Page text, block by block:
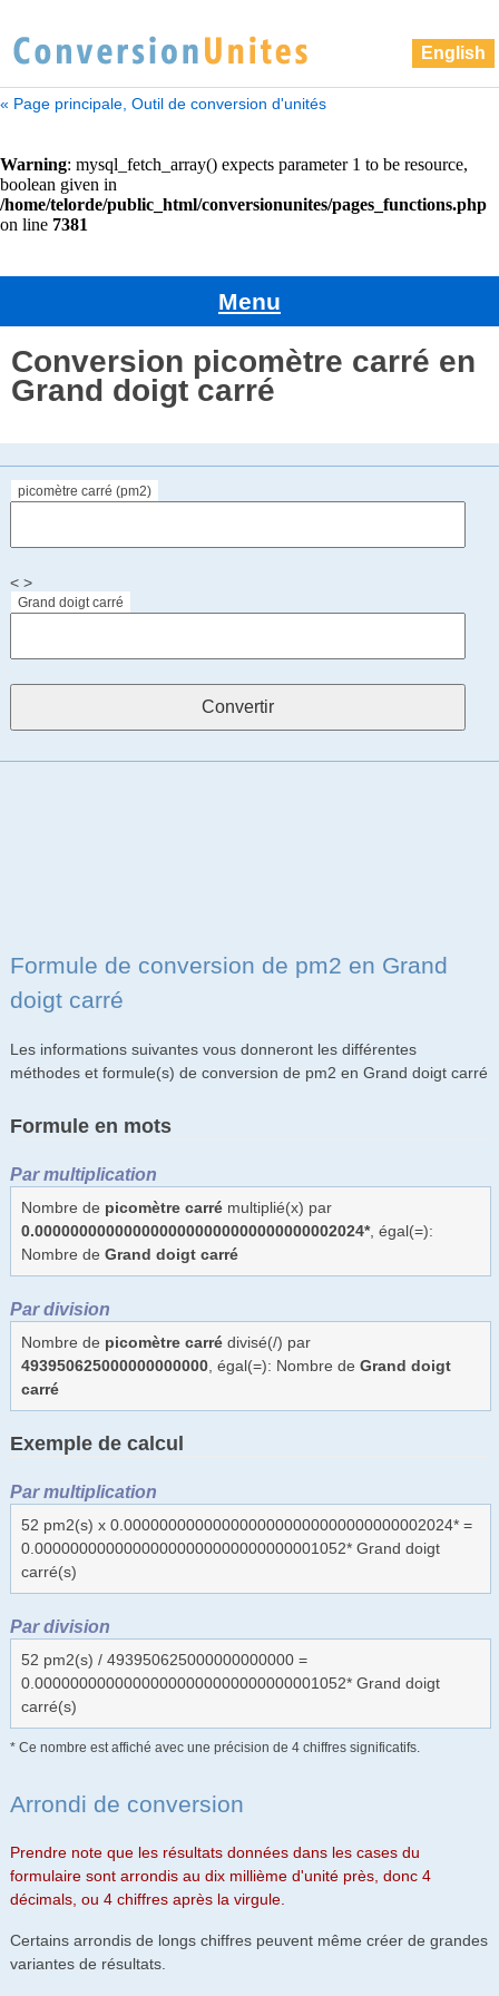
English
« Page principale, Outil de conversion d'unités
Menu
Conversion picomètre carré en
Grand doigt carré
picomètre carré (pm2)
< >
Grand doigt carré
Formule de conversion de pm2 en Grand
doigt carré
Les informations suivantes vous donneront les différentes
méthodes et formule(s) de conversion de pm2 en Grand doigt carré
Formule en mots
Par multiplication
Nombre de picomètre carrémultiplié(x) par
0.0000000000000000000000000000000002024*, égal(=):
Nombre de Grand doigt carré
Par division
Nombre de picomètre carrédivisé(/) par
493950625000000000000, égal(=): Nombre de Grand doigt
carré
Exemple de calcul
Par multiplication
52 pm2(s) x 0.0000000000000000000000000000000002024* =
0.00000000000000000000000000000001052* Grand doigt
carré(s)
Par division
52 pm2(s) / 493950625000000000000 =
0.00000000000000000000000000000001052* Grand doigt
carré(s)
* Ce nombre est affiché avec une précision de 4 chiffres significatifs.
Arrondi de conversion
Prendre note que les résultats données dans les cases du
formulaire sont arrondis au dix millième d'unité près, donc 4
décimals, ou 4 chiffres après la virgule.
Certains arrondis de longs chiffres peuvent même créer de grandes
variantes de résultats.